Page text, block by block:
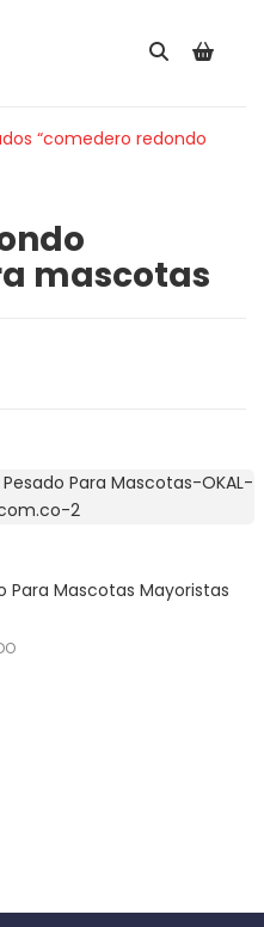
“comedero redondo
mascotas
Para Mascotas Mayoristas